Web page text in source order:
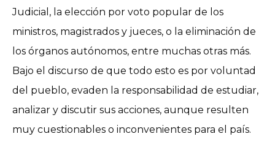
Judicial, la elección por voto popular de los
ministros, magistrados y jueces, o la eliminación de
los órganos autónomos, entre muchas otras más.
Bajo el discurso de que todo esto es por voluntad
del pueblo, evaden la responsabilidad de estudiar,
analizar y discutir sus acciones, aunque resulten
muy cuestionables o inconvenientes para el país.